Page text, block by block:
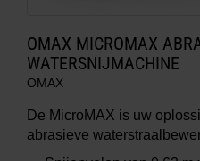
OMAX MICROMAX
WATERSNIJMACHINE
OMAX
De MicroMAX is uw
abrasieve